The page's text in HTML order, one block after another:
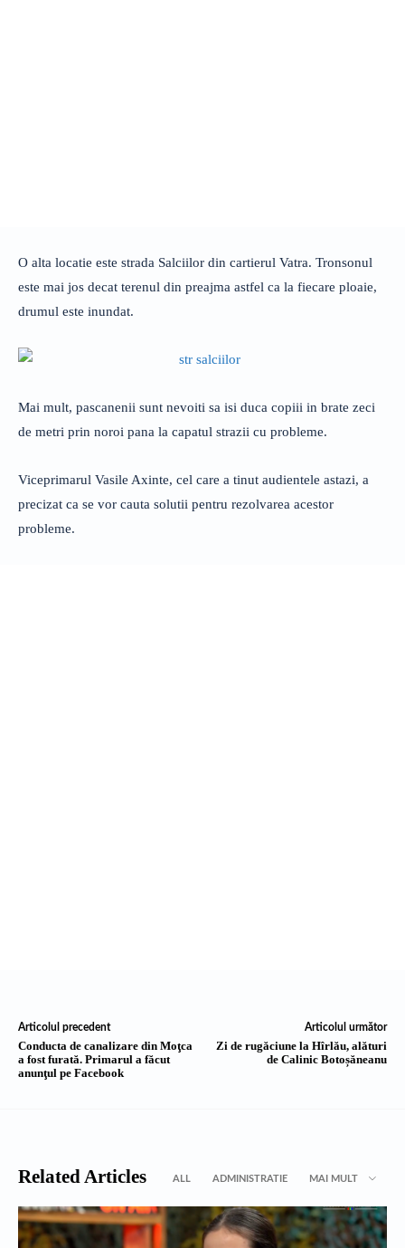
O alta locatie este strada Salciilor din cartierul Vatra. Tronsonul
este mai jos decat terenul din preajma astfel ca la fiecare ploaie,
drumul este inundat.
Mai mult, pascanenii sunt nevoiti sa isi duca copiii in brate zeci
de metri prin noroi pana la capatul strazii cu probleme.
Viceprimarul Vasile Axinte, cel care a tinut audientele astazi, a
precizat ca se vor cauta solutii pentru rezolvarea acestor
probleme.
Articolul precedent
Conducta de canalizare din Moţca
a fost furată. Primarul a făcut
anunţul pe Facebook
Articolul următor
Zi de rugăciune la Hîrlău, alături
de Calinic Botoșăneanu
Related Articles ALL ADMINISTRATIE MAI MULT